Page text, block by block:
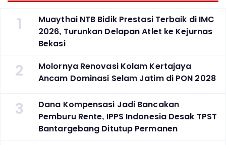
1
Muaythai NTB Bidik Prestasi Terbaik di IMC
2026, Turunkan Delapan Atlet ke Kejurnas
Bekasi
2
Molornya Renovasi Kolam Kertajaya
Ancam Dominasi Selam Jatim di PON 2028
3
Dana Kompensasi Jadi Bancakan
Pemburu Rente, IPPS Indonesia Desak TPST
Bantargebang Ditutup Permanen